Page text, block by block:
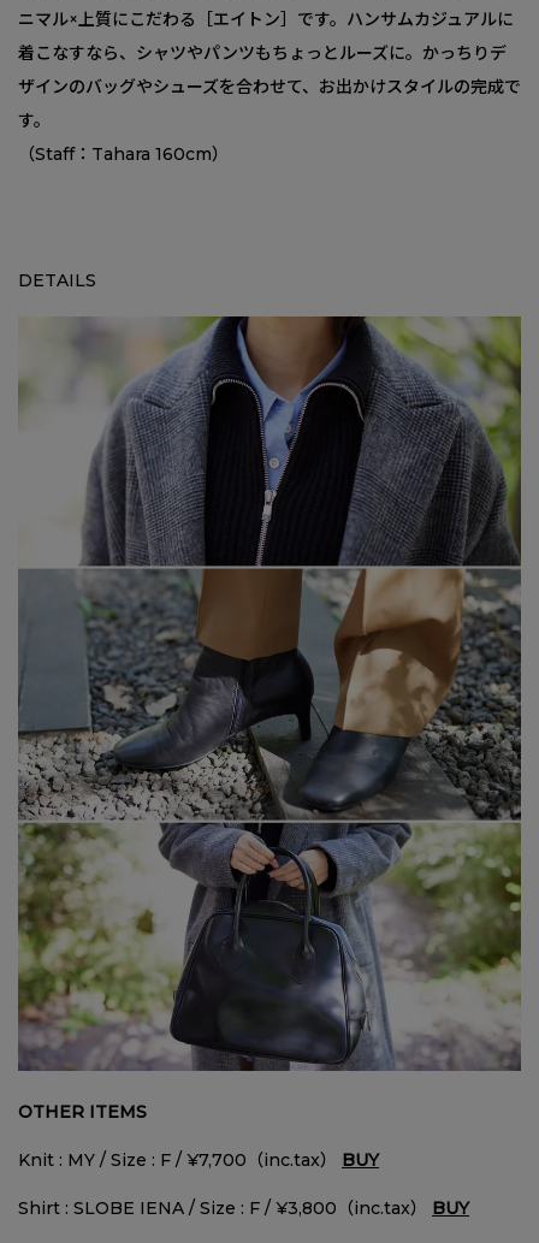
ニマル×上質にこだわる［エイトン］です。ハンサムカジュアルに
着こなすなら、シャツやパンツもちょっとルーズに。かっちりデ
ザインのバッグやシューズを合わせて、お出かけスタイルの完成で
す。
（Staff：Tahara 160cm）
DETAILS
OTHER ITEMS
Knit : MY / Size : F / ¥7,700（inc.tax） BUY
Shirt : SLOBE IENA / Size : F / ¥3,800（inc.tax） BUY